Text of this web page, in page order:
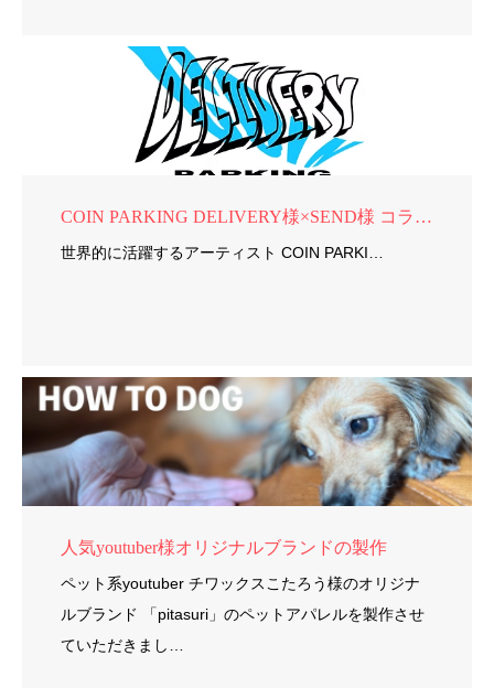
COIN PARKING DELIVERY様×SEND様 コラボ商品制作
世界的に活躍するアーティスト COIN PARKI…
人気youtuber様オリジナルブランドの製作
ペット系youtuber チワックスこたろう様のオリジナ
ルブランド 「pitasuri」のペットアパレルを製作させ
ていただきまし…